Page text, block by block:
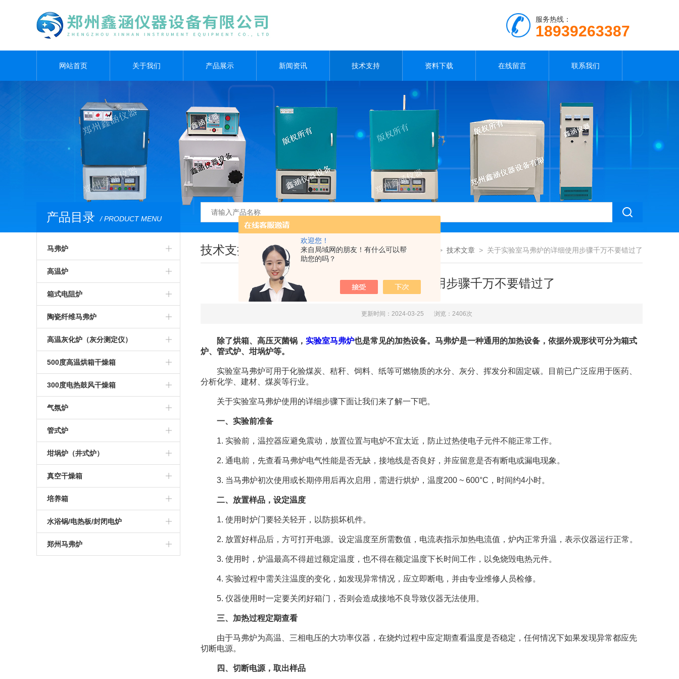
欢迎您！
来自局域网的朋友！有什么可以帮
助您的吗？
服务热线：
18939263387
网站首页 关于我们 产品展示 新闻资讯 技术支持 资料下载 在线留言 联系我们
产品目录 / PRODUCT MENU
马弗炉
智能马弗炉
高温马弗炉
箱式马弗炉
节能马弗炉
工业马弗炉
一体马弗炉
实验室马弗炉
可编程马弗炉
硅碳棒马弗炉
硅钼棒马弗炉
智能一体马弗炉
高温炉
箱式预热炉
智能高温炉
工业高温炉
箱式高温炉
高温实验炉
高温加热炉
高温煅烧炉
硅碳棒高温炉
可编程高温炉
实验室高温炉
箱式电阻炉
高温箱式炉
智能箱式炉
箱式沾火炉
高温箱式电阻炉
中温箱式电阻炉
工业箱式电阻炉
高温保温箱式炉
硅碳棒箱式电阻炉
可编程箱式电阻炉
实验室箱式电阻炉
1000度箱式电阻炉
陶瓷纤维马弗炉
氧化锆烧结炉
陶瓷纤维箱式炉
陶瓷纤维高温炉
陶瓷纤维箱式电阻炉
陶瓷纤维高温电阻炉
1000度陶瓷纤维马弗炉
1200度陶瓷纤维马弗炉
1400度陶瓷纤维马弗炉
1600度陶瓷纤维马弗炉
1700度陶瓷纤维马弗炉
高温灰化炉（灰分测定仪）
高温灰化炉
灰分测定仪
煤炭灰分测定仪
塑料灰分测定仪
石油灰分测定仪
500度高温烘箱干燥箱
500度高温烘箱
300度电热鼓风干燥箱
烘箱
鼓风干燥箱
恒温干燥箱
气氛炉
高温气氛炉
箱式气氛炉
真空气氛炉
箱式真空气氛炉
高温箱式真空气氛炉
管式炉
高温管式炉
真空管式炉
气氛管式炉
管式实验炉
实验室管式炉
坩埚炉（井式炉）
坩埚电阻炉
真空井式炉
电加热坩埚炉
真空干燥箱
真空烘箱
培养箱
电热恒温干燥培养箱
恒温培养箱
水浴锅/电热板/封闭电炉
电热板
郑州马弗炉
技术支持 您现在的位置： > 技术文章 > 关于实验室马弗炉的详细使用步骤千万不要错过了
关于实验室马弗炉的详细使用步骤千万不要错过了
更新时间：2024-03-25 浏览：2406次
除了烘箱、高压灭菌锅， 实验室马弗炉也是常见的加热设备。马弗炉是一种通用的加热设备，依据外观形状可分为箱式
炉、管式炉、坩埚炉等。
实验室马弗炉可用于化验煤炭、秸秆、饲料、纸等可燃物质的水分、灰分、挥发分和固定碳。目前已广泛应用于医药、
分析化学、建材、煤炭等行业。
关于实验室马弗炉使用的详细步骤下面让我们来了解一下吧。
一、实验前准备
1. 实验前，温控器应避免震动，放置位置与电炉不宜太近，防止过热使电子元件不能正常工作。
2. 通电前，先查看马弗炉电气性能是否无缺，接地线是否良好，并应留意是否有断电或漏电现象。
3. 当马弗炉初次使用或长期停用后再次启用，需进行烘炉，温度200 ~ 600°C，时间约4小时。
二、放置样品，设定温度
1. 使用时炉门要轻关轻开，以防损坏机件。
2. 放置好样品后，方可打开电源。设定温度至所需数值，电流表指示加热电流值，炉内正常升温，表示仪器运行正常。
3. 使用时，炉温最高不得超过额定温度，也不得在额定温度下长时间工作，以免烧毁电热元件。
4. 实验过程中需关注温度的变化，如发现异常情况，应立即断电，并由专业维修人员检修。
5. 仪器使用时一定要关闭好箱门，否则会造成接地不良导致仪器无法使用。
三、加热过程定期查看
由于马弗炉为高温、三相电压的大功率仪器，在烧灼过程中应定期查看温度是否稳定，任何情况下如果发现异常都应先
切断电源。
四、切断电源，取出样品